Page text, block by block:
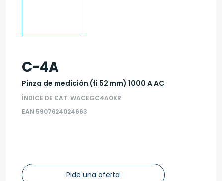
C-4A
Pinza de medición (fi 52 mm) 1000 A AC
ÍNDICE DE CAT. WACEGC4AOKR
EAN 5907624024663
Pide una oferta